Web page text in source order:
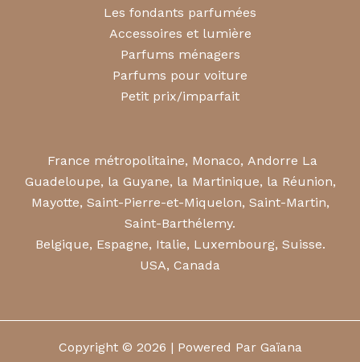
Les fondants parfumées
Accessoires et lumière
Parfums ménagers
Parfums pour voiture
Petit prix/imparfait
France métropolitaine, Monaco, Andorre La
Guadeloupe, la Guyane, la Martinique, la Réunion,
Mayotte, Saint-Pierre-et-Miquelon, Saint-Martin,
Saint-Barthélemy.
Belgique, Espagne, Italie, Luxembourg, Suisse.
USA, Canada
Copyright © 2026 | Powered Par Gaïana